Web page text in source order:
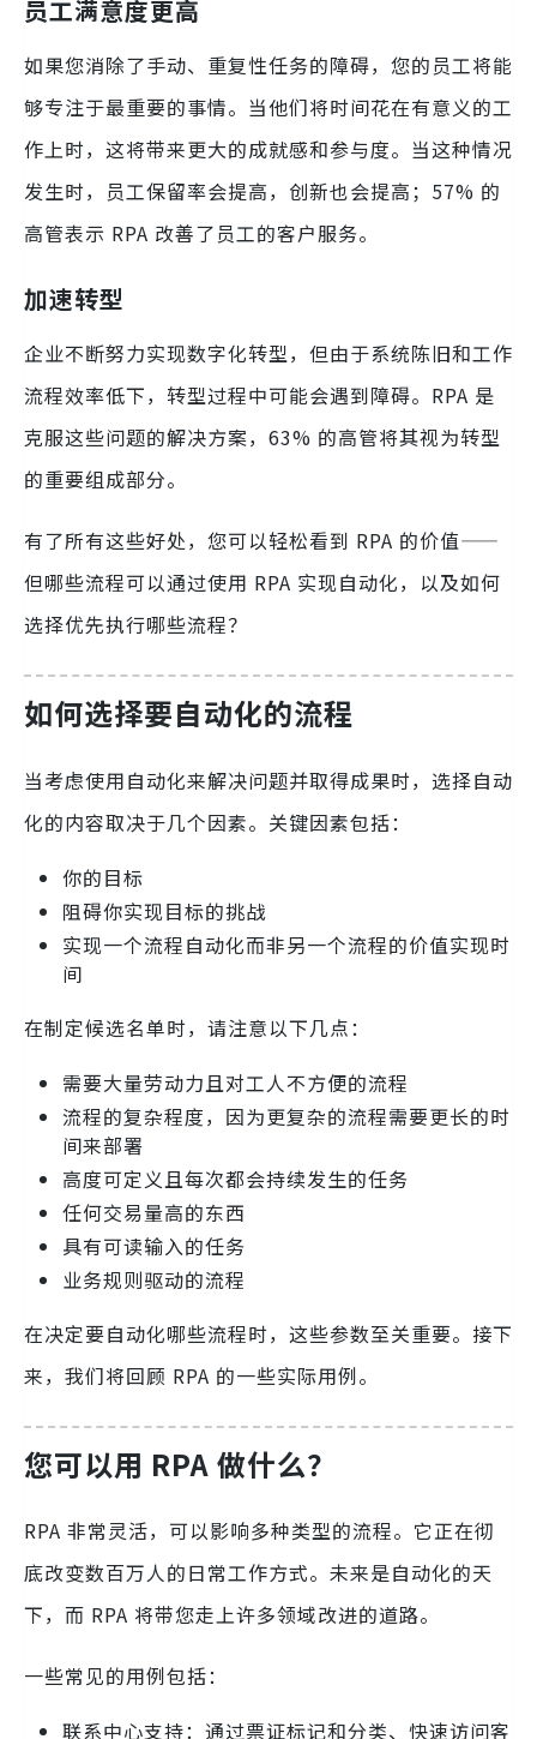
员工满意度更高
如果您消除了手动、重复性任务的障碍，您的员工将能
够专注于最重要的事情。当他们将时间花在有意义的工
作上时，这将带来更大的成就感和参与度。当这种情况
发生时，员工保留率会提高，创新也会提高；57% 的
高管表示 RPA 改善了员工的客户服务。
加速转型
企业不断努力实现数字化转型，但由于系统陈旧和工作
流程效率低下，转型过程中可能会遇到障碍。RPA 是
克服这些问题的解决方案，63% 的高管将其视为转型
的重要组成部分。
有了所有这些好处，您可以轻松看到 RPA 的价值——
但哪些流程可以通过使用 RPA 实现自动化，以及如何
选择优先执行哪些流程？
如何选择要自动化的流程
当考虑使用自动化来解决问题并取得成果时，选择自动
化的内容取决于几个因素。关键因素包括：
你的目标
阻碍你实现目标的挑战
实现一个流程自动化而非另一个流程的价值实现时
间
在制定候选名单时，请注意以下几点：
需要大量劳动力且对工人不方便的流程
流程的复杂程度，因为更复杂的流程需要更长的时
间来部署
高度可定义且每次都会持续发生的任务
任何交易量高的东西
具有可读输入的任务
业务规则驱动的流程
在决定要自动化哪些流程时，这些参数至关重要。接下
来，我们将回顾 RPA 的一些实际用例。
您可以用 RPA 做什么？
RPA 非常灵活，可以影响多种类型的流程。它正在彻
底改变数百万人的日常工作方式。未来是自动化的天
下，而 RPA 将带您走上许多领域改进的道路。
一些常见的用例包括：
联系中心支持：通过票证标记和分类、快速访问客